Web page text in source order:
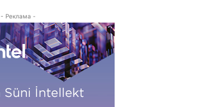
- Реклама -